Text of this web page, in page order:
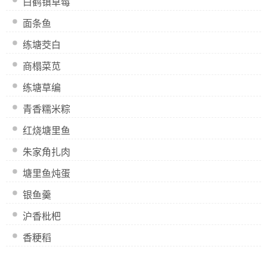
白鹤镇草莓
面条鱼
练塘茭白
商榻菜苋
练塘草编
青香糯米粽
红烧塘里鱼
朱家角扎肉
塘里鱼炖蛋
银鱼羹
沪香枇杷
香粳稻